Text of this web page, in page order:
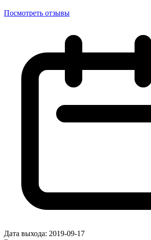
Посмотреть отзывы
Дата выхода: 2019-09-17